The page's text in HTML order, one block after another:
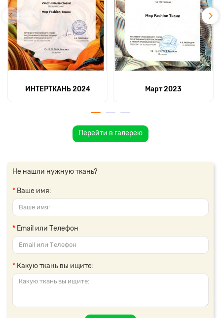
ИНТЕРТКАНЬ 2024 Март 2023
Перейти в галерею
Не нашли нужную ткань?
Ваше имя:
Email или Телефон
Какую ткань вы ищите: